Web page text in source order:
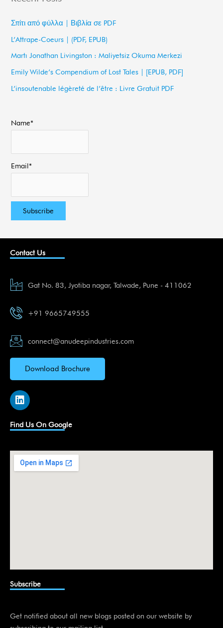
r
r
:
Σπίτι από φύλλα | Βιβλία σε PDF
L’Attrape-Coeurs | (PDF, EPUB)
Martı Jonathan Livingston : Maliyetsiz Okuma Merkezi
Emily Wilde’s Compendium of Lost Tales | [EPUB, PDF]
L’insoutenable légèreté de l’être : Livre Gratuit PDF
Name*
Email*
Contact Us
Gat No. 83, Jyotiba nagar, Talwade, Pune - 411062
+91 9665749555
connect@anudeepindustries.com
Download Brochure
L
i
k
e
i
n
Find Us On Google
Subscribe
Get notified about all new blogs posted on our website by